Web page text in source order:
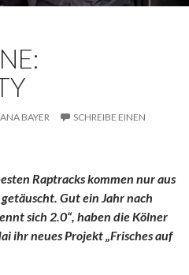
BAYER
SCHREIBE EINEN
Raptracks kommen nur aus
Gut ein Jahr nach
sich 2.0“, haben die Kölner
ihr neues Projekt „Frisches auf